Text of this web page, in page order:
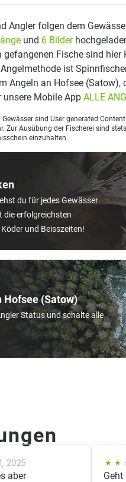
(Satow)
Status und schalte alle
du für jedes Gewässer
die erfolgreichsten
und Beisszeiten!
Angler folgen dem
und 6 Bilder
Fische sind hier
ist
Angeln an Hofsee (Satow),
unsere Mobile App ALLE
Gewässer sind User generated
Zur Ausübung der Fischerei sind
einzuhalten.
2025
aber